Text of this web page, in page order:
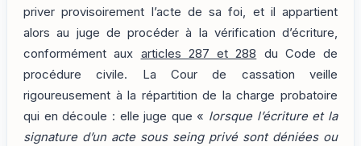
priver provisoirement l’acte de sa foi, et il appartient
alors au juge de procéder à la vérification d’écriture,
conformément aux articles 287 et 288 du Code de
procédure civile. La Cour de cassation veille
rigoureusement à la répartition de la charge probatoire
qui en découle : elle juge que « lorsque l’écriture et la
signature d’un acte sous seing privé sont déniées ou